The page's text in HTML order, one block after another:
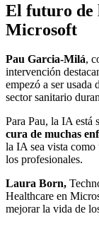
El futuro de
Microsoft
Pau Garcia-Milá,
intervención
empezó a ser usada
sector sanitario
Para Pau, la IA está
cura de muchas
la IA sea vista como
los profesionales.
Laura Born,
Healthcare en
mejorar la vida de